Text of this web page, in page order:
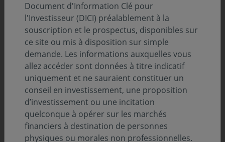
EN SAVOIR PLUS SUR COVÉA ACTIONS MONDE
Document d'Information Clé pour
l'Investisseur (DICI) préalablement à la
souscription et le prospectus, disponibles sur
ce site ou mis à disposition sur simple
demande. Les informations auxquelles vous
allez accéder sont données à titre indicatif
uniquement et ne sauraient constituer un
conseil en investissement, une proposition
d’investissement ou une incitation
quelconque à opérer sur les marchés
financiers à destination de personnes
physiques ou morales non professionnelles.